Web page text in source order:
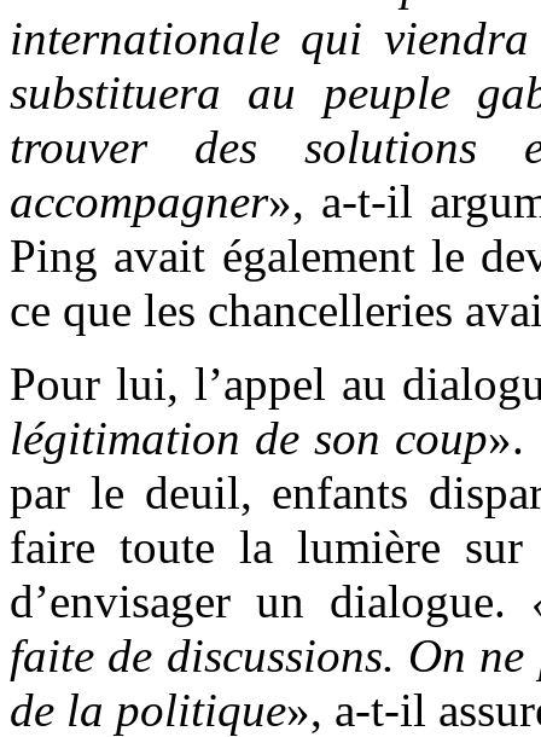
internationale qui
substituera au peuple
trouver des solutions
accompagner», a-t-il
Ping avait également le
ce que les chancelleries
Pour lui, l’appel au
légitimation de son coup».
par le deuil, enfants
faire toute la lumière
d’envisager un dialogue.
faite de discussions. On
de la politique», a-t-il